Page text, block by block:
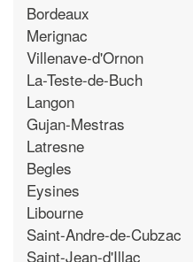
Bordeaux
Merignac
Villenave-d'Ornon
La-Teste-de-Buch
Langon
Gujan-Mestras
Latresne
Begles
Eysines
Libourne
Saint-Andre-de-Cubzac
Saint-Jean-d'Illac